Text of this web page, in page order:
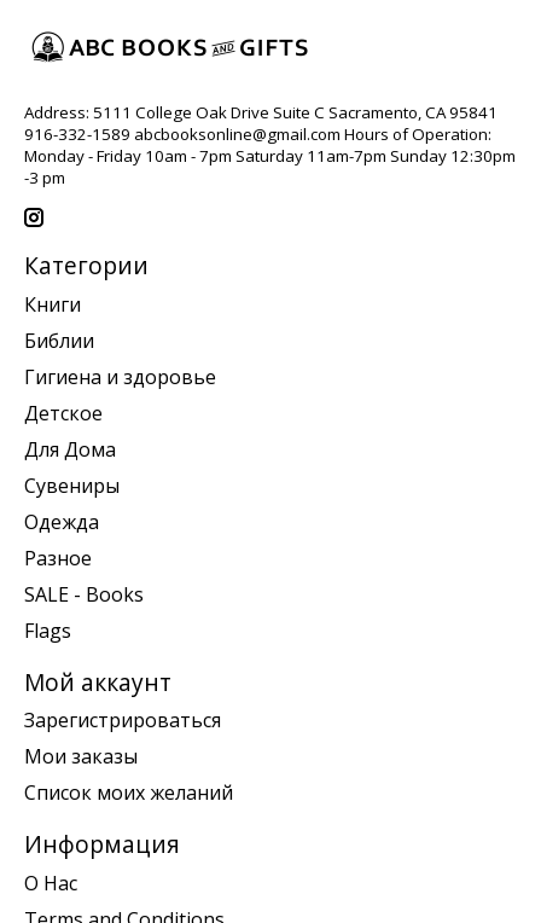
Address: 5111 College Oak Drive Suite C Sacramento, CA 95841
916-332-1589 abcbooksonline@gmail.com Hours of Operation:
Monday - Friday 10am - 7pm Saturday 11am-7pm Sunday 12:30pm
-3 pm
Категории
Книги
Библии
Гигиена и здоровье
Детское
Для Дома
Сувениры
Одежда
Разное
SALE - Books
Flags
Мой аккаунт
Зарегистрироваться
Мои заказы
Список моих желаний
Информация
О Нас